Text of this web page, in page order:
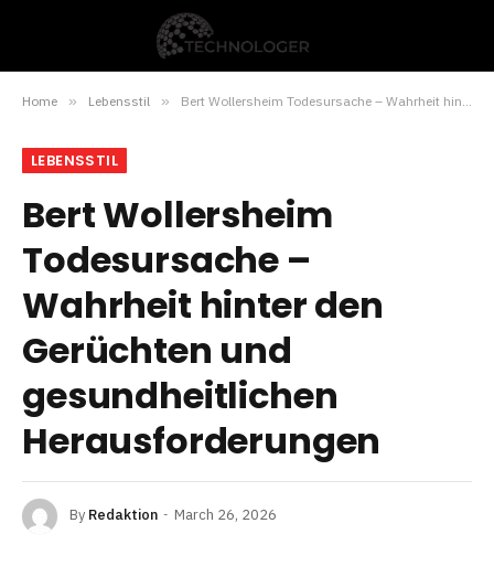
Home » Lebensstil » Bert Wollersheim Todesursache – Wahrheit hinter den Gerüchten und gesundheitlichen Herausforderungen
LEBENSSTIL
Bert Wollersheim
Todesursache –
Wahrheit hinter den
Gerüchten und
gesundheitlichen
Herausforderungen
By Redaktion March 26, 2026